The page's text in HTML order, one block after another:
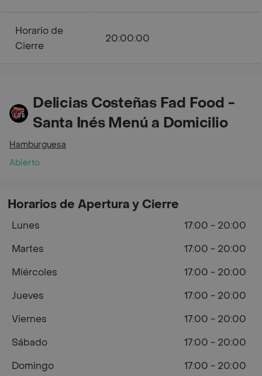
Horario de
Cierre
20:00:00
Delicias Costeñas Fad Food -
Santa Inés Menú a Domicilio
Hamburguesa
Abierto
Horarios de Apertura y Cierre
Lunes
17:00 - 20:00
Martes
17:00 - 20:00
Miércoles
17:00 - 20:00
Jueves
17:00 - 20:00
Viernes
17:00 - 20:00
Sábado
17:00 - 20:00
Domingo
17:00 - 20:00